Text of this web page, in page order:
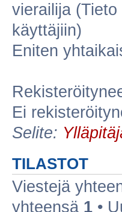
vierailija
käyttäjiin)
Eniten
Ei
Selite:
TILASTOT
Viestejä
yhteensä 1 •